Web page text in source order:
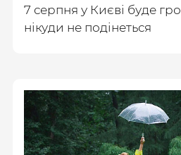
7 серпня у Києві буде
нікуди не подінеться